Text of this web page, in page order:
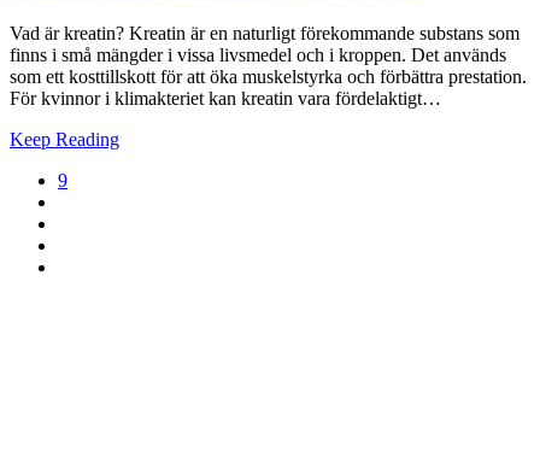
Vad är kreatin? Kreatin är en naturligt förekommande substans som
finns i små mängder i vissa livsmedel och i kroppen. Det används
som ett kosttillskott för att öka muskelstyrka och förbättra prestation.
För kvinnor i klimakteriet kan kreatin vara fördelaktigt…
Keep Reading
9